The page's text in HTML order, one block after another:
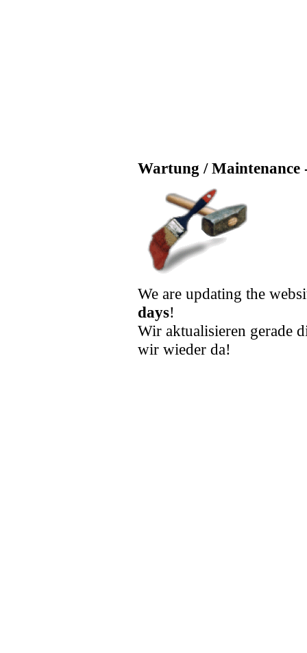
Wartung / Maintenance
We are updating the
days!
Wir aktualisieren gerade
wir wieder da!